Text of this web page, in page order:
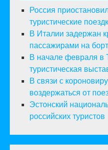
Россия
туристические
В Италии задержан
пассажирами на
В начале февраля в
туристическая
В связи с
воздержаться от
Эстонский
российских туристов